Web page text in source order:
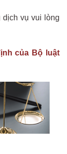
dịch vụ vui lòng
của Bộ luật